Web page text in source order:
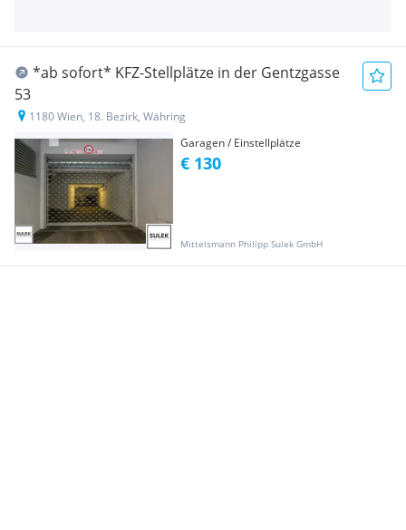
*ab sofort* KFZ-Stellplätze in der Gentzgasse
53
1180 Wien, 18. Bezirk, Währing
Garagen / Einstellplätze
Mittelsmann Philipp Sulek GmbH
€ 130